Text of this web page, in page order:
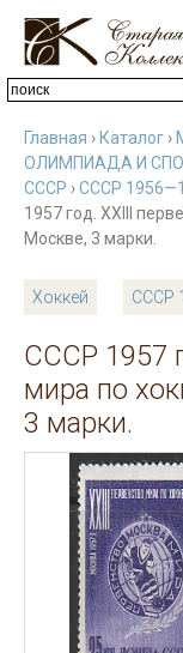
Главная › Каталог ›
ОЛИМПИАДА И
СССР ›СССР
1957 год. XXIII
Москве, 3 марки.
Хоккей СССР
СССР 1957
мира по
3 марки.